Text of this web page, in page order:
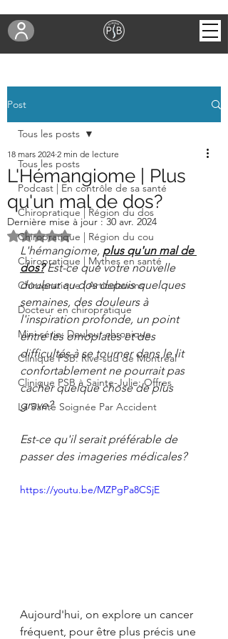
Post
Tous les posts
Podcast | En contrôle de sa santé
Chiropratique | Région du dos
Chiropratique | Région du cou
Chiropratique | Mythes en santé
Chiropratique | Articulations
Docteur en chiropratique
Mini-série: Douleur chronique
Clinique PSB: Rive-sud de Montréal
Clinique PSB à Sainte-Julie: Offres
La Santé Soignée Par Accident
Tous les posts
L'Hémangiome | Plus
qu'un mal de dos?
18 mars 2024 2 min de lecture
Dernière mise à jour :30 avr. 2024
Noté NaN étoiles sur 5.
L'hémangiome, plus qu'un mal de
dos? Est-ce que votre nouvelle
douleur au dos depuis quelques
semaines, des douleurs à
l'inspiration profonde, un point
entre les omoplates et des
difficultés à se tourner dans le lit
confortablement ne pourrait pas
cacher quelque chose de plus
grave?
Est-ce qu'il serait préférable de
passer des imageries médicales?
https://youtu.be/MZPgPa8CSjE
Aujourd'hui, on explore un cancer
fréquent, pour être plus précis une